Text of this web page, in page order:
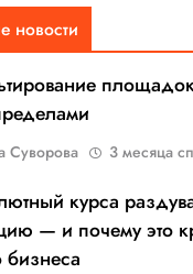
новости
Суворова 3 месяца
курса
— и почему это
бизнеса